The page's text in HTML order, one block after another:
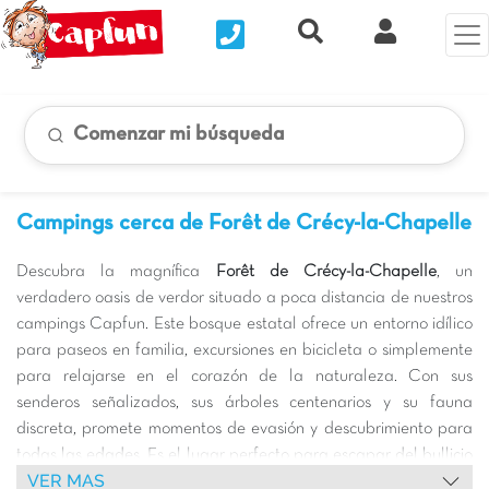
Nous contacterRecherche rapide
Mi
Comenzar mi búsqueda
Campings cerca de Forêt de Crécy-la-Chapelle
Descubra la magnífica Forêt de Crécy-la-Chapelle, un
verdadero oasis de verdor situado a poca distancia de nuestros
campings Capfun. Este bosque estatal ofrece un entorno idílico
para paseos en familia, excursiones en bicicleta o simplemente
para relajarse en el corazón de la naturaleza. Con sus
senderos señalizados, sus árboles centenarios y su fauna
discreta, promete momentos de evasión y descubrimiento para
todas las edades. Es el lugar perfecto para escapar del bullicio
urbano y disfrutar de un soplo de aire fresco, sin dejar de estar
VER MAS